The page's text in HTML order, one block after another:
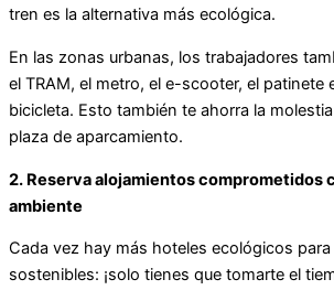
tren es la alternativa más ecológica.
En las zonas urbanas, los trabajadores
el TRAM, el metro, el e-scooter, el patinete
bicicleta. Esto también te ahorra la
plaza de aparcamiento.
2. Reserva alojamientos comprometidos
ambiente
Cada vez hay más hoteles ecológicos
sostenibles: ¡solo tienes que tomarte el